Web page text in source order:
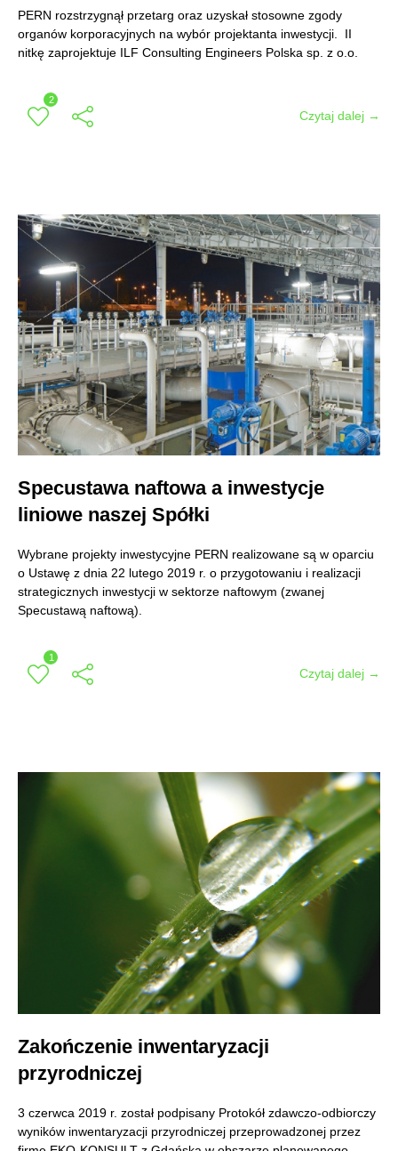
PERN rozstrzygnął przetarg oraz uzyskał stosowne zgody
organów korporacyjnych na wybór projektanta inwestycji. II
nitkę zaprojektuje ILF Consulting Engineers Polska sp. z o.o.
2
Czytaj dalej →
Specustawa naftowa a inwestycje
liniowe naszej Spółki
Wybrane projekty inwestycyjne PERN realizowane są w oparciu
o Ustawę z dnia 22 lutego 2019 r. o przygotowaniu i realizacji
strategicznych inwestycji w sektorze naftowym (zwanej
Specustawą naftową).
1
Czytaj dalej →
Zakończenie inwentaryzacji
przyrodniczej
3 czerwca 2019 r. został podpisany Protokół zdawczo-odbiorczy
wyników inwentaryzacji przyrodniczej przeprowadzonej przez